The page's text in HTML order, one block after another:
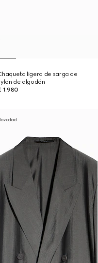
ligera de sarga de
de algodón
1.980